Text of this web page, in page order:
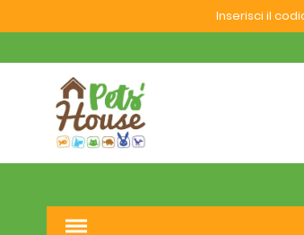
Inserisci il